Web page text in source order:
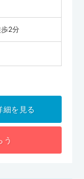
2分
細を見る
う